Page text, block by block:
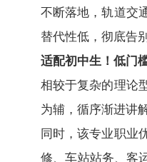
不断落地，轨道交
替代性低，彻底告
适配初中生！低门
相较于复杂的理论
为辅，循序渐进讲
同时，该专业职业
修、车站站务、客